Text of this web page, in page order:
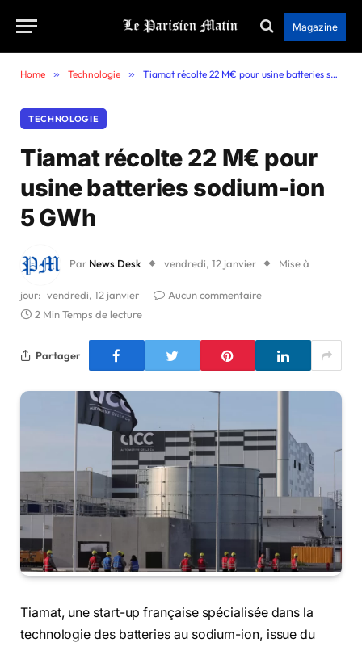
Magazine
Home » Technologie » Tiamat récolte 22 M€ pour usine batteries sodium-ion 5 GWh
TECHNOLOGIE
Tiamat récolte 22 M€ pour
usine batteries sodium-ion
5 GWh
Par News Desk vendredi, 12 janvier Mise à
jour: vendredi, 12 janvier
Aucun commentaire
2 Min Temps de lecture
Partager
Tiamat, une start-up française spécialisée dans la
technologie des batteries au sodium-ion, issue du